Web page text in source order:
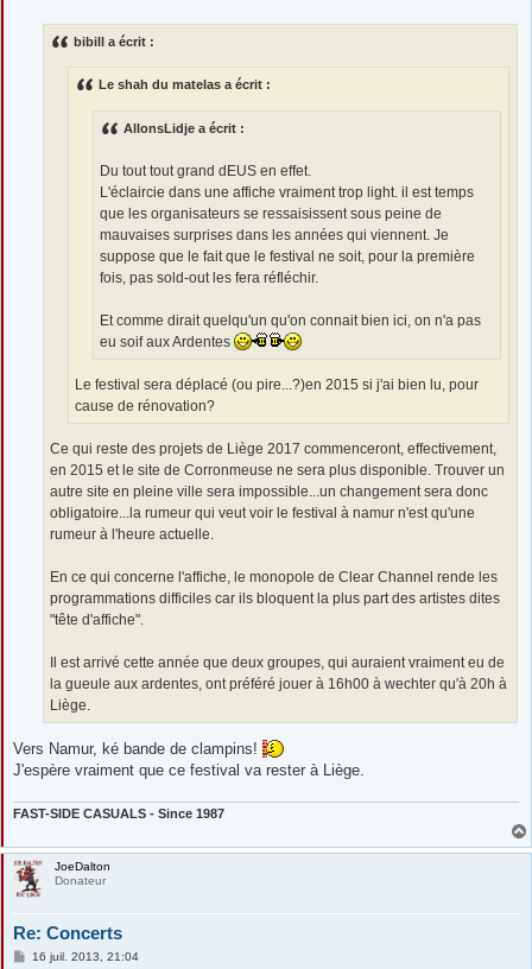
bibill a écrit :
Le shah du matelas a écrit :
AllonsLidje a écrit :
Du tout tout grand dEUS en effet.
L'éclaircie dans une affiche vraiment trop light. il est temps
que les organisateurs se ressaisissent sous peine de
mauvaises surprises dans les années qui viennent. Je
suppose que le fait que le festival ne soit, pour la première
fois, pas sold-out les fera réfléchir.
Et comme dirait quelqu'un qu'on connait bien ici, on n'a pas
eu soif aux Ardentes
Le festival sera déplacé (ou pire...?)en 2015 si j'ai bien lu, pour
cause de rénovation?
Ce qui reste des projets de Liège 2017 commenceront, effectivement,
en 2015 et le site de Corronmeuse ne sera plus disponible. Trouver un
autre site en pleine ville sera impossible...un changement sera donc
obligatoire...la rumeur qui veut voir le festival à namur n'est qu'une
rumeur à l'heure actuelle.
En ce qui concerne l'affiche, le monopole de Clear Channel rende les
programmations difficiles car ils bloquent la plus part des artistes dites
"tête d'affiche".
Il est arrivé cette année que deux groupes, qui auraient vraiment eu de
la gueule aux ardentes, ont préféré jouer à 16h00 à wechter qu'à 20h à
Liège.
Vers Namur, ké bande de clampins!
J'espère vraiment que ce festival va rester à Liège.
FAST-SIDE CASUALS - Since 1987
JoeDalton
Donateur
Re: Concerts
M16 juil. 2013, 21:04